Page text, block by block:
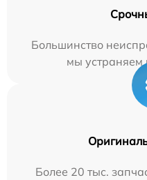
Большинство
мы устраняем
Более 20 тыс.